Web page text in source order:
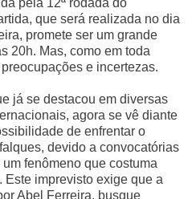
pela 12ª rodada do
que será realizada no dia
promete ser um grande
20h. Mas, como em toda
e incertezas.
já se destacou em diversas
agora se vê diante
de enfrentar o
devido a convocatórias
fenômeno que costuma
Este imprevisto exige que a
Abel Ferreira, busque